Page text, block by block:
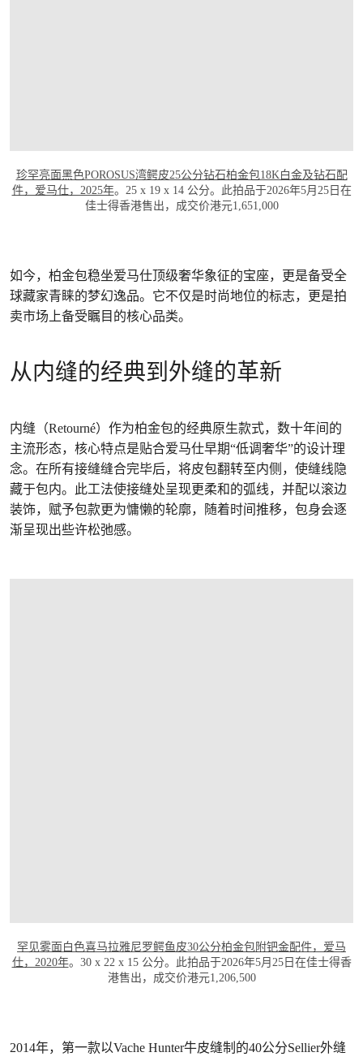
珍罕亮面黑色POROSUS湾鳄皮25公分钻石柏金包18K白金及钻石配
件，爱马仕，2025年。25 x 19 x 14 公分。此拍品于2026年5月25日在
佳士得香港售出，成交价港元1,651,000
如今，柏金包稳坐爱马仕顶级奢华象征的宝座，更是备受全
球藏家青睐的梦幻逸品。它不仅是时尚地位的标志，更是拍
卖市场上备受瞩目的核心品类。
从内缝的经典到外缝的革新
内缝（Retourné）作为柏金包的经典原生款式，数十年间的
主流形态，核心特点是贴合爱马仕早期“低调奢华”的设计理
念。在所有接缝缝合完毕后，将皮包翻转至内侧，使缝线隐
藏于包内。此工法使接缝处呈现更柔和的弧线，并配以滚边
装饰，赋予包款更为慵懒的轮廓，随着时间推移，包身会逐
渐呈现出些许松弛感。
罕见雾面白色喜马拉雅尼罗鳄鱼皮30公分柏金包附钯金配件，爱马
仕，2020年。30 x 22 x 15 公分。此拍品于2026年5月25日在佳士得香
港售出，成交价港元1,206,500
2014年，第一款以Vache Hunter牛皮缝制的40公分Sellier外缝